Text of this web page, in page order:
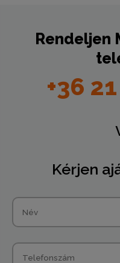
Rendeljen
+36
Kérjen